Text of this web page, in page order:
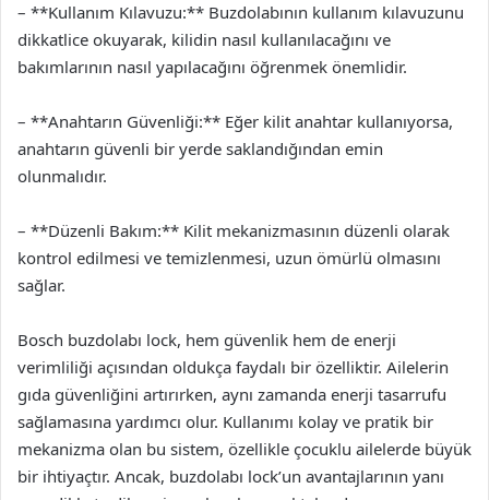
– **Kullanım Kılavuzu:** Buzdolabının kullanım kılavuzunu
dikkatlice okuyarak, kilidin nasıl kullanılacağını ve
bakımlarının nasıl yapılacağını öğrenmek önemlidir.
– **Anahtarın Güvenliği:** Eğer kilit anahtar kullanıyorsa,
anahtarın güvenli bir yerde saklandığından emin
olunmalıdır.
– **Düzenli Bakım:** Kilit mekanizmasının düzenli olarak
kontrol edilmesi ve temizlenmesi, uzun ömürlü olmasını
sağlar.
Bosch buzdolabı lock, hem güvenlik hem de enerji
verimliliği açısından oldukça faydalı bir özelliktir. Ailelerin
gıda güvenliğini artırırken, aynı zamanda enerji tasarrufu
sağlamasına yardımcı olur. Kullanımı kolay ve pratik bir
mekanizma olan bu sistem, özellikle çocuklu ailelerde büyük
bir ihtiyaçtır. Ancak, buzdolabı lock’un avantajlarının yanı